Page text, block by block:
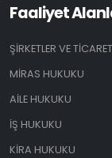
Faaliyet
ŞİRKETLER VE
MİRAS HUKUKU
AİLE HUKUKU
İŞ HUKUKU
KİRA HUKUKU